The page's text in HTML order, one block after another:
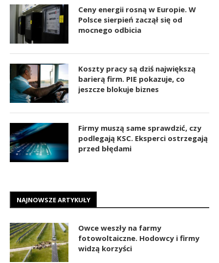
Ceny energii rosną w Europie. W
Polsce sierpień zaczął się od
mocnego odbicia
Koszty pracy są dziś największą
barierą firm. PIE pokazuje, co
jeszcze blokuje biznes
Firmy muszą same sprawdzić, czy
podlegają KSC. Eksperci ostrzegają
przed błędami
NAJNOWSZE ARTYKUŁY
Owce weszły na farmy
fotowoltaiczne. Hodowcy i firmy
widzą korzyści